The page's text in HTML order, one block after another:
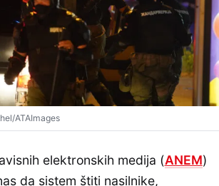
ATAImages
elektronskih medija (ANEM)
da sistem štiti nasilnike,